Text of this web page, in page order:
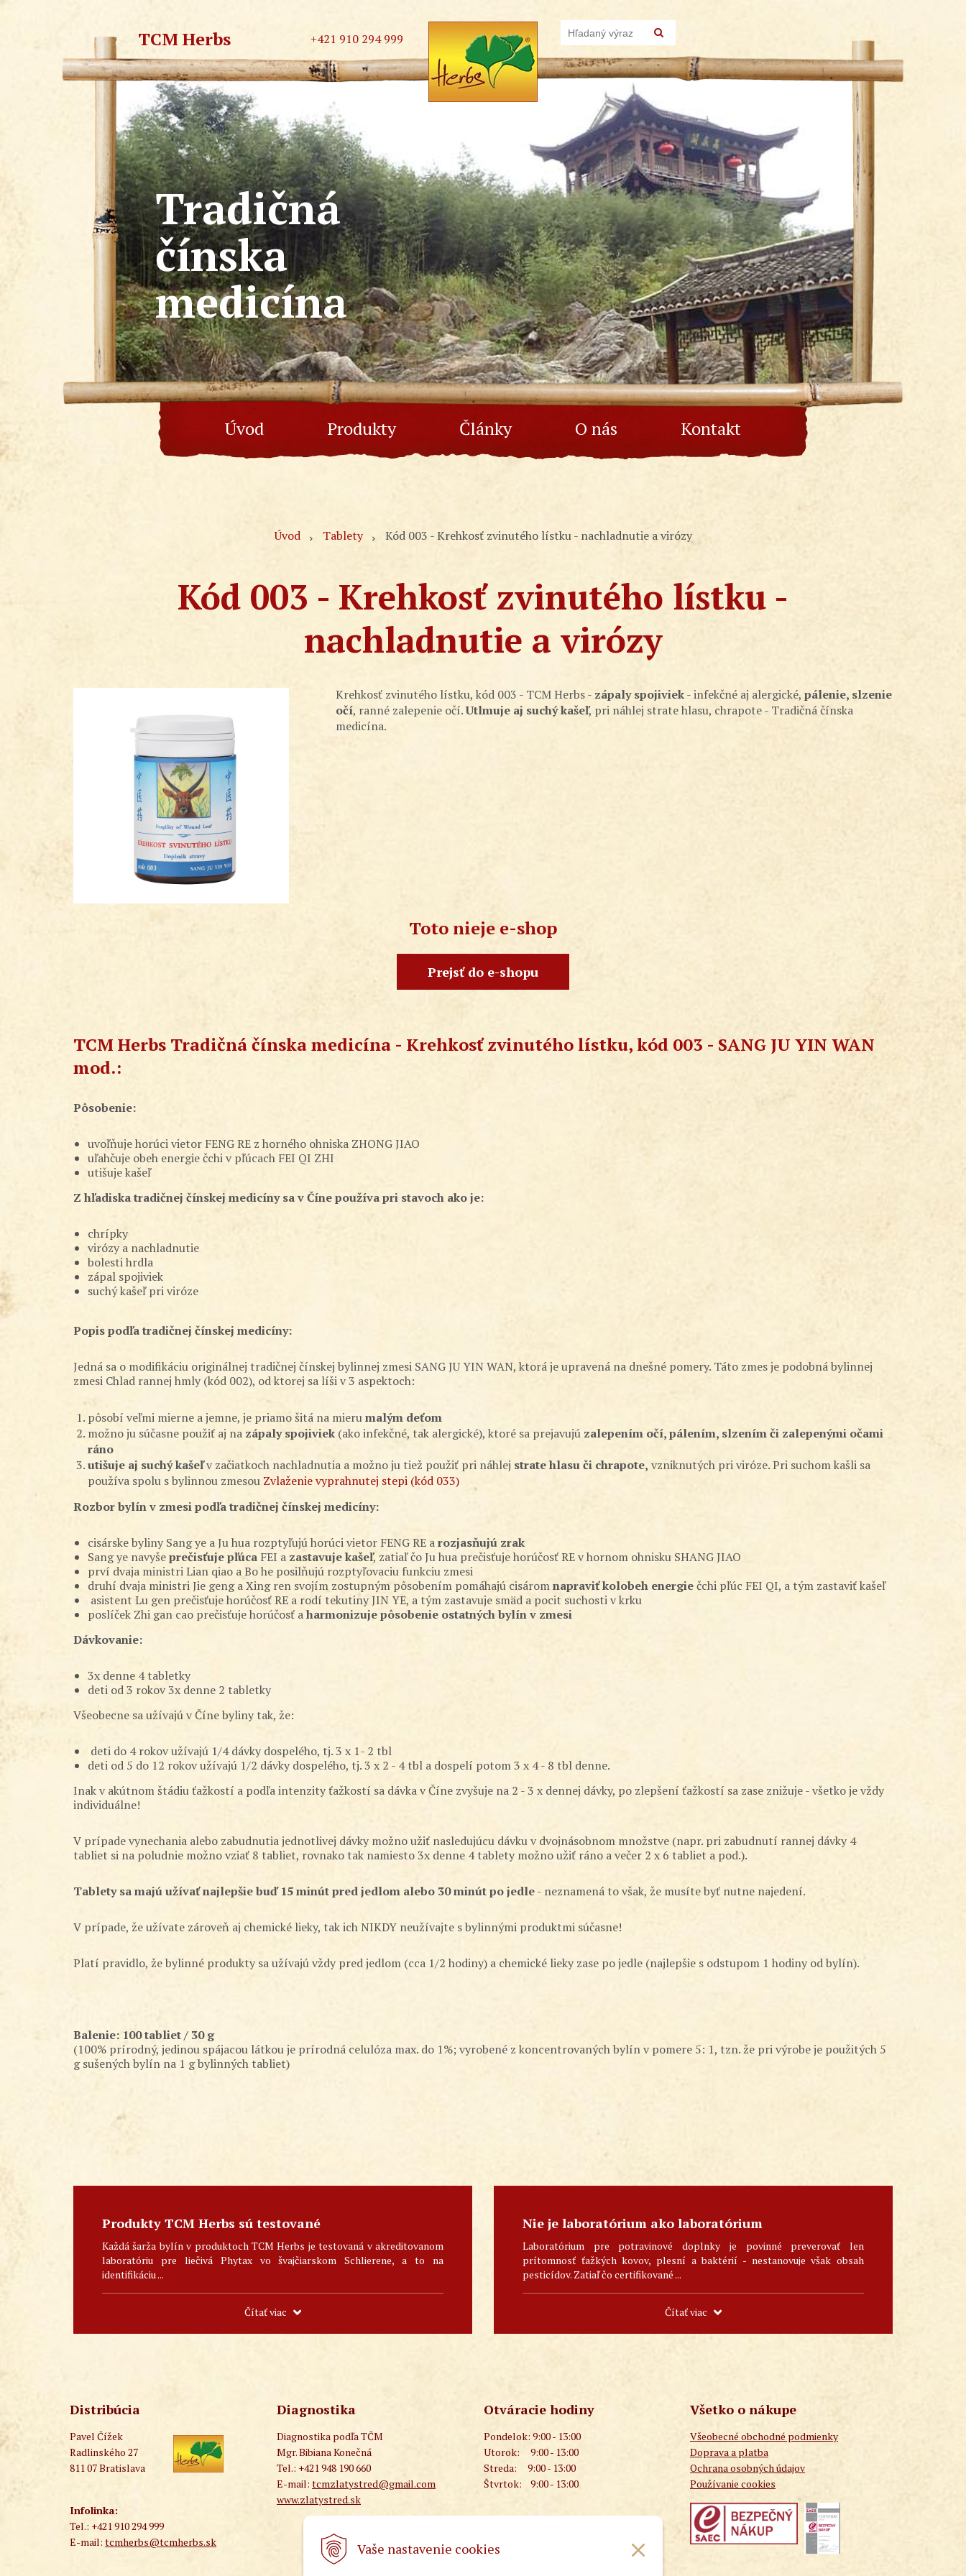
Vaše nastavenie cookies
TCM Herbs +421 910 294 999
Tradičná
čínska
medicína
Úvod Produkty Články O nás Kontakt
Úvod Tablety Kód 003 - Krehkosť zvinutého lístku - nachladnutie a virózy
Kód 003 - Krehkosť zvinutého lístku -
nachladnutie a virózy
Krehkosť zvinutého lístku, kód 003 - TCM Herbs - zápaly spojiviek- infekčné aj alergické, pálenie, slzenie
očí, ranné zalepenie očí.Utlmuje aj suchý kašeľ, pri náhlej strate hlasu, chrapote - Tradičná čínska
medicína.
Toto nieje e-shop
Prejsť do e-shopu
TCM Herbs Tradičná čínska medicína - Krehkosť zvinutého lístku, kód 003 - SANG JU YIN WAN
mod.:
Pôsobenie:
uvoľňuje horúci vietor FENG RE z horného ohniska ZHONG JIAO
uľahčuje obeh energie čchi v pľúcach FEI QI ZHI
utišuje kašeľ
Z hľadiska tradičnej čínskej medicíny sa v Číne používa pri stavoch ako je:
chrípky
virózy a nachladnutie
bolesti hrdla
zápal spojiviek
suchý kašeľ pri viróze
Popis podľa tradičnej čínskej medicíny:
Jedná sa o modifikáciu originálnej tradičnej čínskej bylinnej zmesi SANG JU YIN WAN, ktorá je upravená na dnešné pomery. Táto zmes je podobná bylinnej
zmesi Chlad rannej hmly (kód 002), od ktorej sa líši v 3 aspektoch:
pôsobí veľmi mierne a jemne, je priamo šitá na mierumalým deťom
možno ju súčasne použiť aj na zápaly spojiviek (ako infekčné, tak alergické), ktoré sa prejavujú zalepením očí, pálením, slzením či zalepenými očami
ráno
utišuje aj suchý kašeľv začiatkoch nachladnutia a možno ju tiež použiť pri náhlej strate hlasu či chrapote, vzniknutých pri viróze. Pri suchom kašli sa
používa spolu s bylinnou zmesou Zvlaženie vyprahnutej stepi (kód 033)
Rozbor bylín v zmesi podľa tradičnej čínskej medicíny:
cisárske byliny Sang ye a Ju hua rozptyľujú horúci vietor FENG RE arozjasňujú zrak
Sang ye navyšeprečisťuje pľúca FEI a zastavuje kašeľ, zatiaľ čo Ju hua prečisťuje horúčosť RE v hornom ohnisku SHANG JIAO
prví dvaja ministri Lian qiao a Bo he posilňujú rozptyľovaciu funkciu zmesi
druhí dvaja ministri Jie geng a Xing ren svojím zostupným pôsobením pomáhajú cisáromnapraviť kolobeh energiečchi pľúc FEI QI, a tým zastaviť kašeľ
asistent Lu gen prečisťuje horúčosť RE a rodí tekutiny JIN YE, a tým zastavuje smäd a pocit suchosti v krku
poslíček Zhi gan cao prečisťuje horúčosť aharmonizuje pôsobenie ostatných bylín v zmesi
Dávkovanie:
3x denne 4 tabletky
deti od 3 rokov 3x denne 2 tabletky
Všeobecne sa užívajú v Číne byliny tak, že:
deti do 4 rokov užívajú 1/4 dávky dospelého, tj. 3 x 1- 2 tbl
deti od 5 do 12 rokov užívajú 1/2 dávky dospelého, tj. 3 x 2 - 4 tbl a dospelí potom 3 x 4 - 8 tbl denne.
Inak v akútnom štádiu ťažkostí a podľa intenzity ťažkostí sa dávka v Číne zvyšuje na 2 - 3 x dennej dávky, po zlepšení ťažkostí sa zase znižuje - všetko je vždy
individuálne!
V prípade vynechania alebo zabudnutia jednotlivej dávky možno užiť nasledujúcu dávku v dvojnásobnom množstve (napr. pri zabudnutí rannej dávky 4
tabliet si na poludnie možno vziať 8 tabliet, rovnako tak namiesto 3x denne 4 tablety možno užiť ráno a večer 2 x 6 tabliet a pod.).
Tablety sa majú užívať najlepšie buď 15 minút pred jedlom alebo 30 minút po jedle- neznamená to však, že musíte byť nutne najedení.
V prípade, že užívate zároveň aj chemické lieky, tak ich NIKDY neužívajte s bylinnými produktmi súčasne!
Platí pravidlo, že bylinné produkty sa užívajú vždy pred jedlom (cca 1/2 hodiny) a chemické lieky zase po jedle (najlepšie s odstupom 1 hodiny od bylín).
Balenie: 100 tabliet / 30 g
(100% prírodný, jedinou spájacou látkou je prírodná celulóza max. do 1%; vyrobené z koncentrovaných bylín v pomere 5: 1, tzn. že pri výrobe je použitých 5
g sušených bylín na 1 g bylinných tabliet)
Produkty TCM Herbs sú testované
Každá šarža bylín v produktoch TCM Herbs je testovaná v akreditovanom
laboratóriu pre liečivá Phytax vo švajčiarskom Schlierene, a to na
identifikáciu ...
Čítať viac
Nie je laboratórium ako laboratórium
Laboratórium pre potravinové doplnky je povinné preverovať len
prítomnosť ťažkých kovov, plesní a baktérií - nestanovuje však obsah
pesticídov. Zatiaľ čo certifikované ...
Čítať viac
Distribúcia
Pavel Čížek
Radlinského 27
811 07 Bratislava
Infolinka:
Tel.: +421 910 294 999
E-mail: tcmherbs@tcmherbs.sk
Diagnostika
Diagnostika podľa TČM
Mgr. Bibiana Konečná
Tel.: +421 948 190 660
E-mail: tcmzlatystred@gmail.com
www.zlatystred.sk
Otváracie hodiny
Pondelok: 9:00 - 13:00
Utorok: 9:00 - 13:00
Streda: 9:00 - 13:00
Štvrtok: 9:00 - 13:00
Všetko o nákupe
Všeobecné obchodné podmienky
Doprava a platba
Ochrana osobných údajov
Používanie cookies